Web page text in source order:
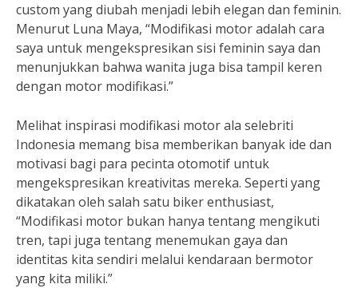
custom yang diubah menjadi lebih elegan dan feminin.
Menurut Luna Maya, “Modifikasi motor adalah cara
saya untuk mengekspresikan sisi feminin saya dan
menunjukkan bahwa wanita juga bisa tampil keren
dengan motor modifikasi.”
Melihat inspirasi modifikasi motor ala selebriti
Indonesia memang bisa memberikan banyak ide dan
motivasi bagi para pecinta otomotif untuk
mengekspresikan kreativitas mereka. Seperti yang
dikatakan oleh salah satu biker enthusiast,
“Modifikasi motor bukan hanya tentang mengikuti
tren, tapi juga tentang menemukan gaya dan
identitas kita sendiri melalui kendaraan bermotor
yang kita miliki.”